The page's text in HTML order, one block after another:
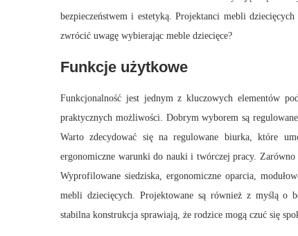
bezpieczeństwem i estetyką. Projektanci mebli
zwrócić uwagę wybierając meble dziecięce?
Funkcje użytkowe
Funkcjonalność jest jednym z kluczowych elementów
praktycznych możliwości. Dobrym wyborem są
Warto zdecydować się na regulowane biurka, które
ergonomiczne warunki do nauki i twórczej pracy.
Wyprofilowane siedziska, ergonomiczne oparcia,
mebli dziecięcych. Projektowane są również z myślą o
stabilna konstrukcja sprawiają, że rodzice mogą czuć się